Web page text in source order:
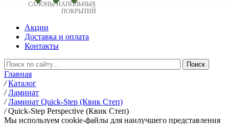
САЛОНЫ НАПОЛЬНЫХ
ПОКРЫТИЙ
Акции
Доставка и оплата
Контакты
Главная
/ Каталог
/ Ламинат
/ Ламинат Quick-Step (Квик Степ)
/ Quick-Step Perspective (Квик Степ)
Мы используем cookie-файлы для наилучшего представления